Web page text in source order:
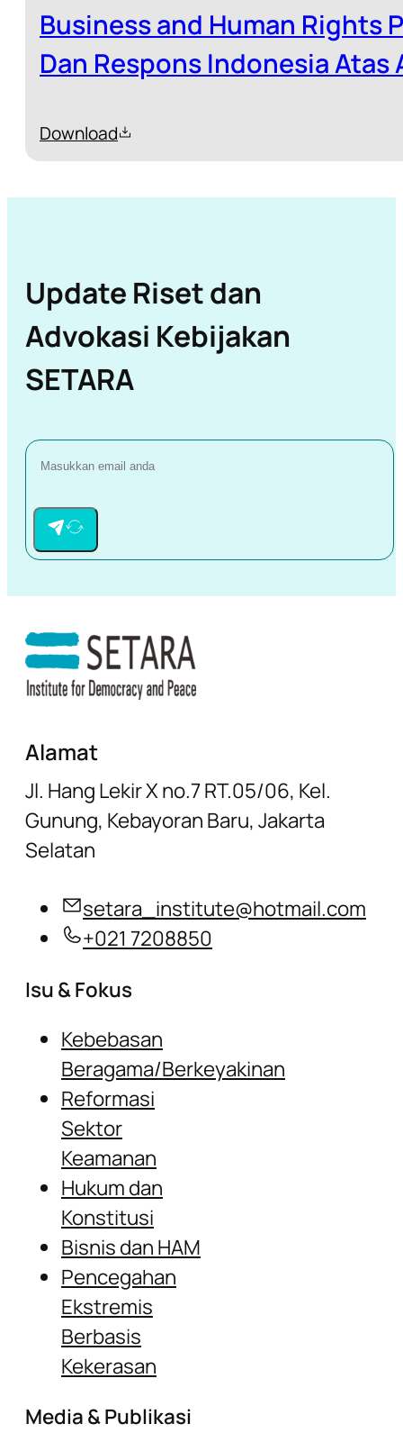
Business and Human Rights
Download
Update Riset dan
Advokasi Kebijakan
SETARA
Alamat
Jl. Hang Lekir X no.7 RT.05/06, Kel.
Gunung, Kebayoran Baru, Jakarta
Selatan
setara_institute@hotmail.com
+021 7208850
Isu & Fokus
Kebebasan
Beragama/Berkeyakinan
Reformasi
Sektor
Keamanan
Hukum dan
Konstitusi
Bisnis dan HAM
Pencegahan
Ekstremis
Berbasis
Kekerasan
Media & Publikasi